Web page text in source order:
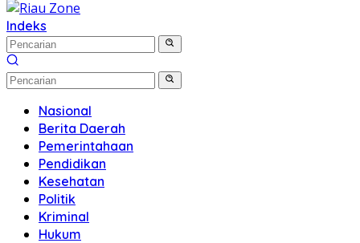
Indeks
Nasional
Berita Daerah
Pemerintahaan
Pendidikan
Kesehatan
Politik
Kriminal
Hukum